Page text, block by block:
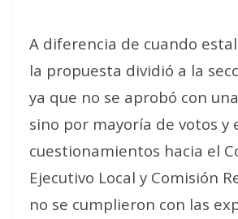
A diferencia de cuando
la propuesta dividió a la
ya que no se aprobó con
sino por mayoría de votos y
cuestionamientos hacia el
Ejecutivo Local y Comisión
no se cumplieron con las